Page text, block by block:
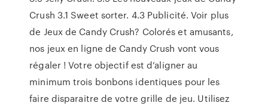
Crush 3.1 Sweet sorter. 4.3 Publicité. Voir plus
de Jeux de Candy Crush? Colorés et amusants,
nos jeux en ligne de Candy Crush vont vous
régaler ! Votre objectif est d’aligner au
minimum trois bonbons identiques pour les
faire disparaitre de votre grille de jeu. Utilisez